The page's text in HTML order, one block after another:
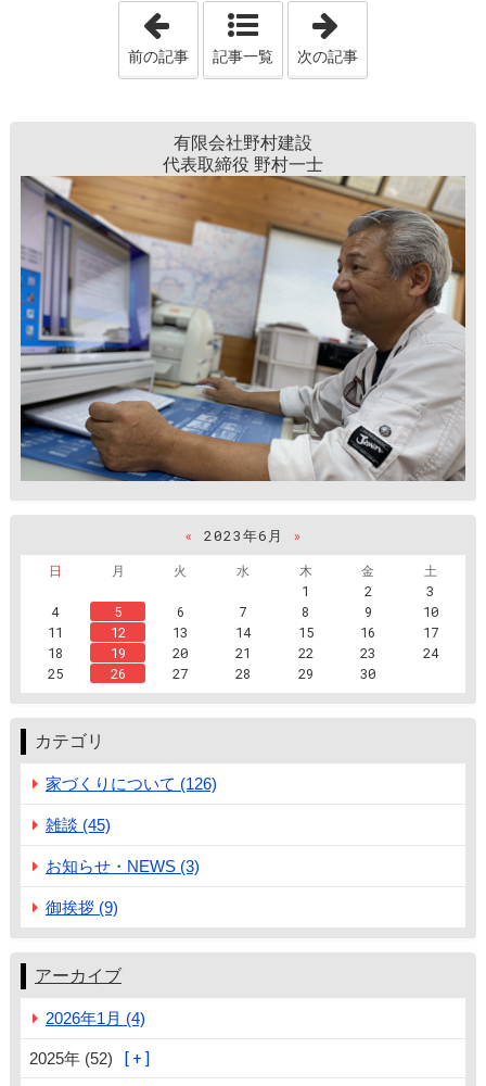
「新築・憧れの対面キッチン！気をつけ
前の記事 記事一覧 次の記事
有限会社野村建設
代表取締役 野村一士
« 2023年6月
»
日
月 火 水 木 金
土
1
2
3
4
5 6 7 8 9
10
11
12 13 14 15 16
17
18
19 20 21 22 23
24
25
26 27 28 29 30
カテゴリ
家づくりについて (126)
雑談 (45)
お知らせ・NEWS (3)
御挨拶 (9)
アーカイブ
2026年1月 (4)
2025年 (52)